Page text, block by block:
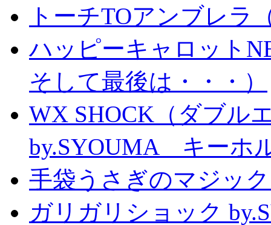
トーチTOアンブレラ
ハッピーキャロット
そして最後は・・・）
WX SHOCK（ダブル
by.SYOUMA キーホ
手袋うさぎのマジッ
ガリガリショック